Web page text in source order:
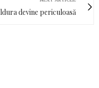
devine periculoasă